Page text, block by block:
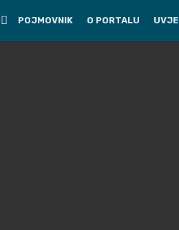
POJMOVNIK O PORTALU